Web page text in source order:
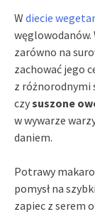
W diecie
węglowodanów.
zarówno na
zachować jego
z różnorodnymi
czysuszone
w wywarze
daniem.
Potrawy
pomysł na
zapiec z serem